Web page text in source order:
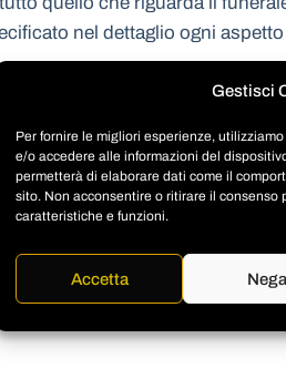
Gestisci
Per fornire le migliori esperienze,
e/o accedere alle informazioni del
permetterà di elaborare dati come il
sito. Non acconsentire o ritirare il consenso
caratteristiche e funzioni.
Accetta Nega
nel dettaglio ogni aspetto